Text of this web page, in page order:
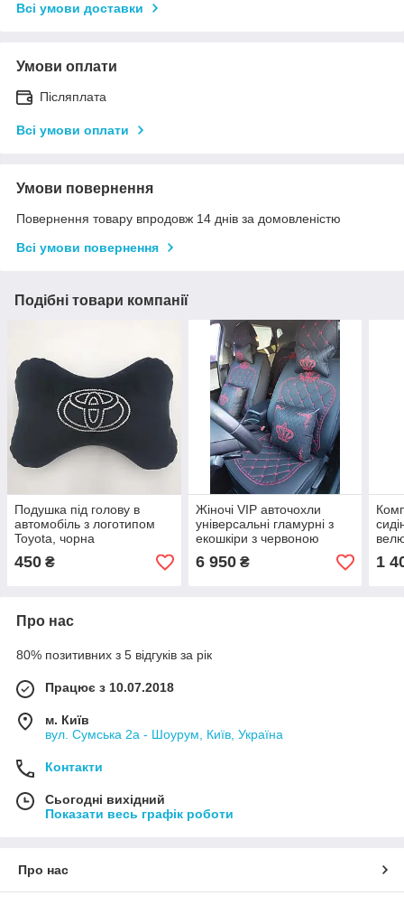
Всі умови доставки
Умови оплати
Післяплата
Всі умови оплати
Умови повернення
Повернення товару впродовж 14 днів за домовленістю
Всі умови повернення
Подібні товари компанії
Подушка під голову в
автомобіль з логотипом
Toyota, чорна
450 ₴
Жіночі VIP авточохли
універсальні гламурні з
екошкіри з червоною
6 950₴ 1
Про нас
80% позитивних з 5 відгуків за рік
Працює з 10.07.2018
м. Київ
вул. Сумська 2а - Шоурум, Київ, Україна
Контакти
Сьогодні вихідний
Показати весь графік роботи
Про нас